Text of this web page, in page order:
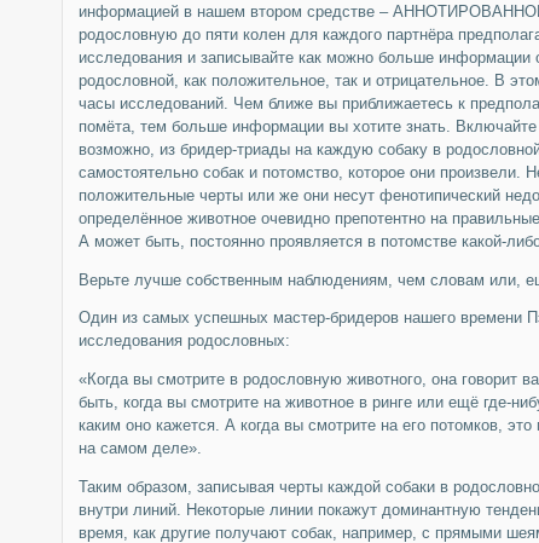
информацией в нашем втором средстве –
родословную до пяти колен для каждого партнёра
исследования и записывайте как можно больше информации
родословной, как положительное, так и отрицательное. В
часы исследований. Чем ближе вы приближаетесь к
помёта, тем больше информации вы хотите знать.
возможно, из бридер-триады на каждую собаку в
самостоятельно собак и потомство, которое они произвели.
положительные черты или же они несут фенотипический
определённое животное очевидно препотентно на
А может быть, постоянно проявляется в потомстве какой-
Верьте лучше собственным наблюдениям, чем словам или,
Один из самых успешных мастер-бридеров нашего времени
исследования родословных:
«Когда вы смотрите в родословную животного, она говорит
быть, когда вы смотрите на животное в ринге или ещё где-
каким оно кажется. А когда вы смотрите на его потомков,
на самом деле».
Таким образом, записывая черты каждой собаки в
внутри линий. Некоторые линии покажут доминантную
время, как другие получают собак, например, с прямыми